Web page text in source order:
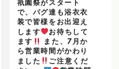
祇園祭がスタート
で、パグ達も浴衣衣
装で皆様をお出迎え
します
お待ちして
ます
また、7月か
ら営業時間がかわり
ました
ご注意くだ